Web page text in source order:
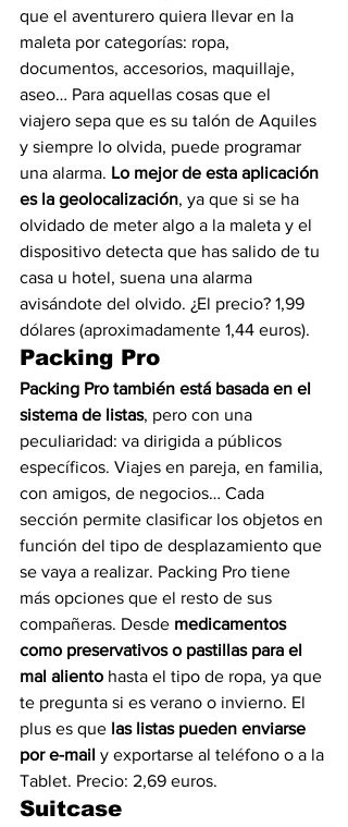
que el aventurero quiera llevar en la
maleta por categorías: ropa,
documentos, accesorios, maquillaje,
aseo… Para aquellas cosas que el
viajero sepa que es su talón de Aquiles
y siempre lo olvida, puede programar
una alarma. Lo mejor de esta aplicación
es la geolocalización, ya que si se ha
olvidado de meter algo a la maleta y el
dispositivo detecta que has salido de tu
casa u hotel, suena una alarma
avisándote del olvido. ¿El precio? 1,99
dólares (aproximadamente 1,44 euros).
Packing Pro
Packing Pro también está basada en el
sistema de listas, pero con una
peculiaridad: va dirigida a públicos
específicos. Viajes en pareja, en familia,
con amigos, de negocios… Cada
sección permite clasificar los objetos en
función del tipo de desplazamiento que
se vaya a realizar. Packing Pro tiene
más opciones que el resto de sus
compañeras. Desde medicamentos
como preservativos o pastillas para el
mal aliento hasta el tipo de ropa, ya que
te pregunta si es verano o invierno. El
plus es que las listas pueden enviarse
por e-mail y exportarse al teléfono o a la
Tablet. Precio: 2,69 euros.
Suitcase